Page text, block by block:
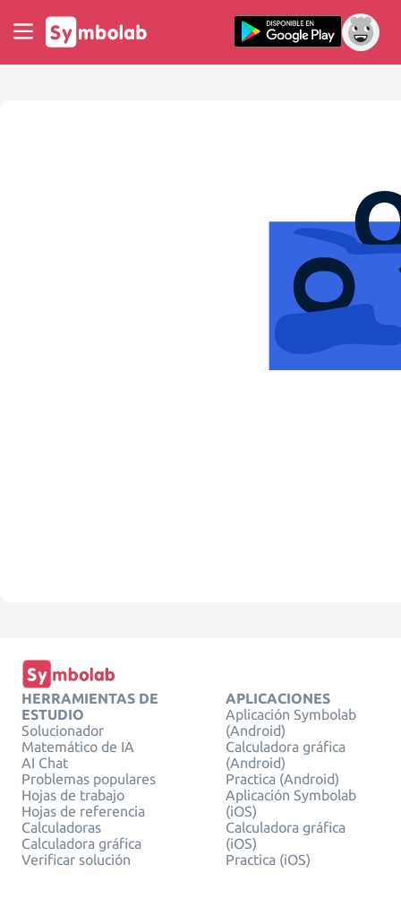
HERRAMIENTAS DE
ESTUDIO
Solucionador
Matemático de IA
AI Chat
Problemas populares
Hojas de trabajo
Hojas de referencia
Calculadoras
Calculadora gráfica
Verificar solución
APLICACIONES
Aplicación Symbolab
(Android)
Calculadora gráfica
(Android)
Practica (Android)
Aplicación Symbolab
(iOS)
Calculadora gráfica
(iOS)
Practica (iOS)